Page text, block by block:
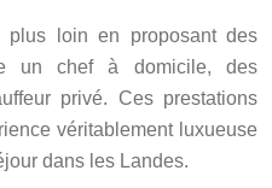
plus loin en proposant des
un chef à domicile, des
privé. Ces prestations
véritablement luxueuse
dans les Landes.